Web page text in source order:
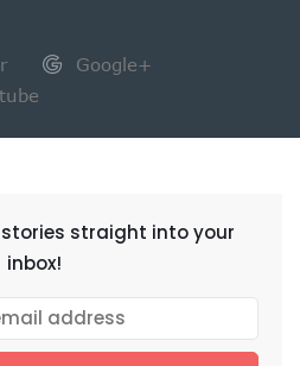
Google+
straight into your
inbox!